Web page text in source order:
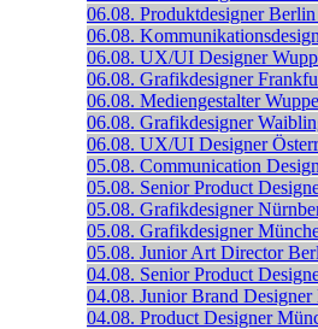
06.08. Produktdesigner Berlin
06.08.
06.08. UX/UI Designer
06.08. Grafikdesigner
06.08. Mediengestalter
06.08. Grafikdesigner
06.08. UX/UI Designer
05.08. Communication
05.08. Senior Product
05.08. Grafikdesigner
05.08. Grafikdesigner
05.08. Junior Art Director
04.08. Senior Product
04.08. Junior Brand Designer
04.08. Product Designer